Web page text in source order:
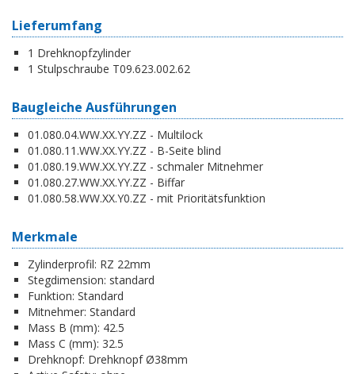
Lieferumfang
1 Drehknopfzylinder
1 Stulpschraube T09.623.002.62
Baugleiche Ausführungen
01.080.04.WW.XX.YY.ZZ - Multilock
01.080.11.WW.XX.YY.ZZ - B-Seite blind
01.080.19.WW.XX.YY.ZZ - schmaler Mitnehmer
01.080.27.WW.XX.YY.ZZ - Biffar
01.080.58.WW.XX.Y0.ZZ - mit Prioritätsfunktion
Merkmale
Zylinderprofil: RZ 22mm
Stegdimension: standard
Funktion: Standard
Mitnehmer: Standard
Mass B (mm): 42.5
Mass C (mm): 32.5
Drehknopf: Drehknopf Ø38mm